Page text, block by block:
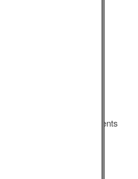
à 14,90€/mois :
et des documents
sans
en un clic